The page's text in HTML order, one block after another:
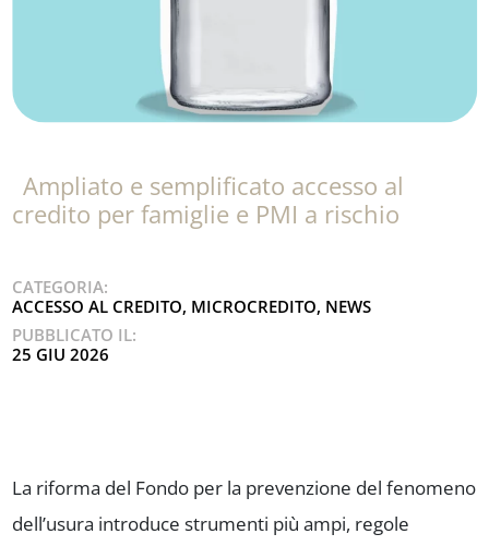
Ampliato e semplificato accesso al
credito per famiglie e PMI a rischio
CATEGORIA:
ACCESSO AL CREDITO, MICROCREDITO, NEWS
PUBBLICATO IL:
25 GIU 2026
La riforma del Fondo per la prevenzione del fenomeno
dell’usura introduce strumenti più ampi, regole